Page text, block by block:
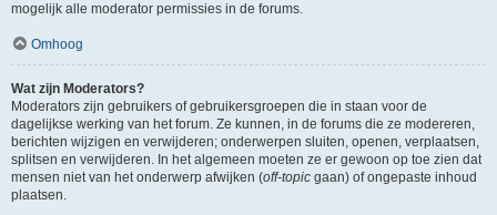
mogelijk alle moderator permissies in de forums.
Omhoog
Wat zijn Moderators?
Moderators zijn gebruikers of gebruikersgroepen die in staan voor de
dagelijkse werking van het forum. Ze kunnen, in de forums die ze modereren,
berichten wijzigen en verwijderen; onderwerpen sluiten, openen, verplaatsen,
splitsen en verwijderen. In het algemeen moeten ze er gewoon op toe zien dat
mensen niet van het onderwerp afwijken (off-topic gaan) of ongepaste inhoud
plaatsen.